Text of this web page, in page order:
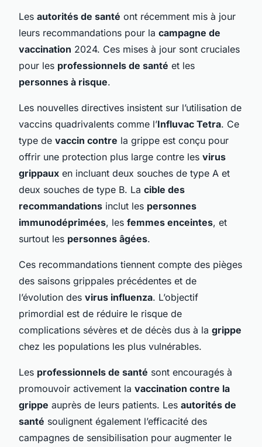
Les autorités de santé ont récemment mis à jour
leurs recommandations pour la campagne de
vaccination 2024. Ces mises à jour sont cruciales
pour les professionnels de santé et les
personnes à risque.
Les nouvelles directives insistent sur l’utilisation de
vaccins quadrivalents comme l’Influvac Tetra. Ce
type de vaccin contre la grippe est conçu pour
offrir une protection plus large contre les virus
grippaux en incluant deux souches de type A et
deux souches de type B. La cible des
recommandations inclut les personnes
immunodéprimées, les femmes enceintes, et
surtout les personnes âgées.
Ces recommandations tiennent compte des pièges
des saisons grippales précédentes et de
l’évolution des virus influenza. L’objectif
primordial est de réduire le risque de
complications sévères et de décès dus à la grippe
chez les populations les plus vulnérables.
Les professionnels de santé sont encouragés à
promouvoir activement la vaccination contre la
grippe auprès de leurs patients. Les autorités de
santé soulignent également l’efficacité des
campagnes de sensibilisation pour augmenter le